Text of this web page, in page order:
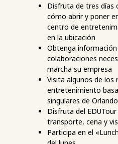
Disfruta de tres días
cómo abrir y poner
centro de
en la ubicación
Obtenga
colaboraciones
marcha su empresa
Visita algunos de los
entretenimiento
singulares de
Disfruta del
transporte, cena y
Participa en el